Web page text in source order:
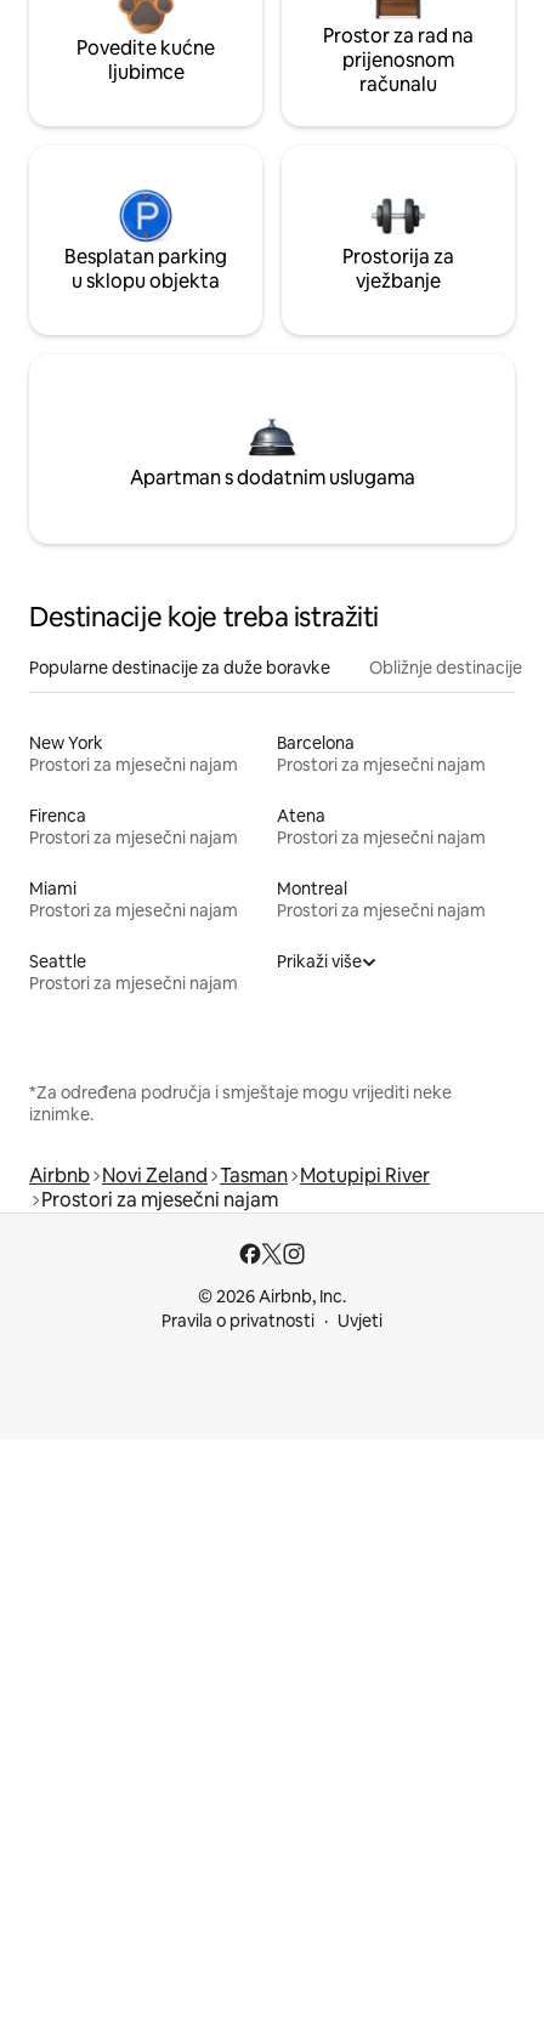
Povedite kućne
ljubimce
Prostor za rad na
prijenosnom
računalu
Besplatan parking
u sklopu objekta
Prostorija za
vježbanje
Apartman s dodatnim uslugama
Destinacije koje treba istražiti
Popularne destinacije za duže boravke Obližnje destinacije
New York
Prostori za mjesečni najam
Barcelona
Prostori za mjesečni najam
Firenca
Prostori za mjesečni najam
Atena
Prostori za mjesečni najam
Miami
Prostori za mjesečni najam
Montreal
Prostori za mjesečni najam
Seattle
Prostori za mjesečni najam
Prikaži više
*Za određena područja i smještaje mogu vrijediti neke
iznimke.
Airbnb Novi Zeland Tasman Motupipi River
Prostori za mjesečni najam
© 2026 Airbnb, Inc.
Pravila o privatnosti
Uvjeti